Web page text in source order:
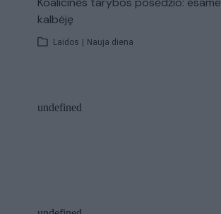
kalbėję
Laidos | Nauja diena